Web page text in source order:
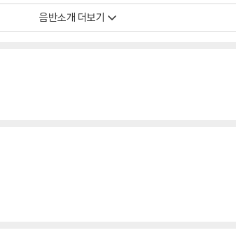
음반소개 더보기